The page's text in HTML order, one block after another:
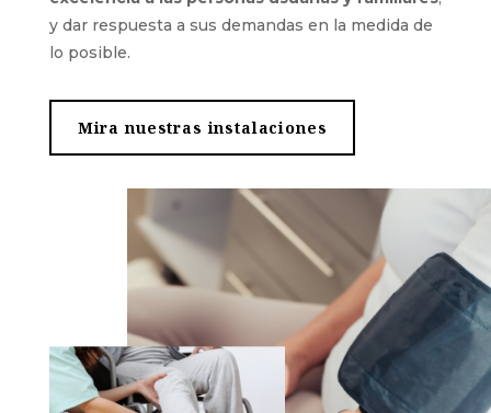
y dar respuesta a sus demandas en la medida de
lo posible.
Mira nuestras instalaciones